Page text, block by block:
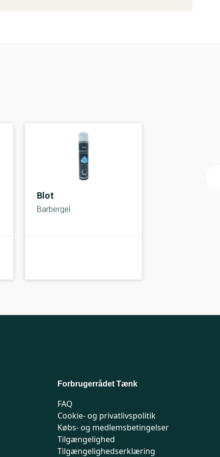
Blot
Barbergel
Forbrugerrådet Tænk
FAQ
Cookie- og privatlivspolitik
Købs- og medlemsbetingelser
Tilgængelighed
Tilgængelighedserklæring